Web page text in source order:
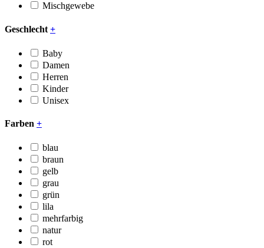
Mischgewebe
Geschlecht +
Baby
Damen
Herren
Kinder
Unisex
Farben +
blau
braun
gelb
grau
grün
lila
mehrfarbig
natur
rot